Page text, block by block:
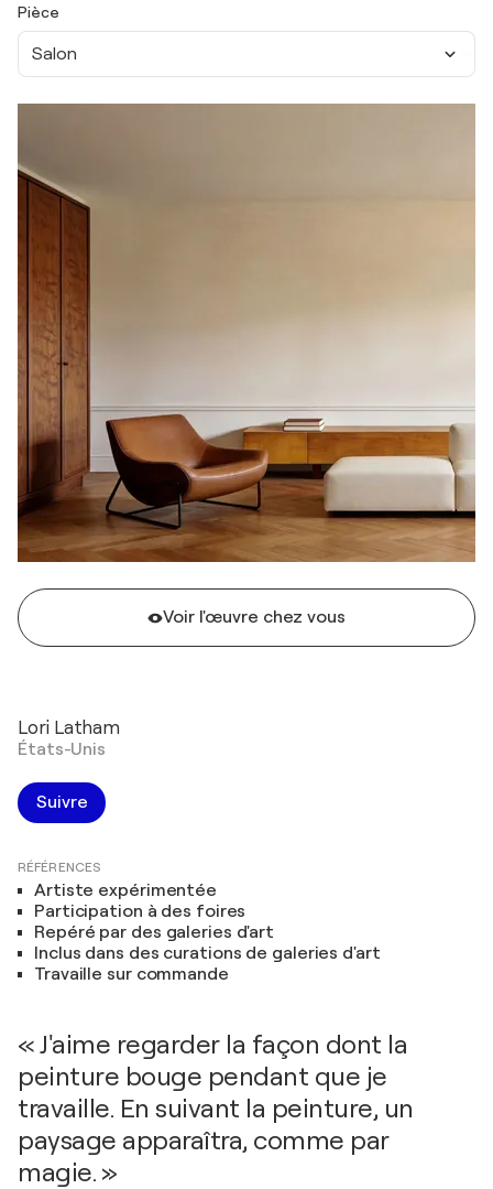
Pièce
Salon
Voir l'œuvre chez vous
Lori Latham
États-Unis
Suivre
RÉFÉRENCES
Artiste expérimentée
Participation à des foires
Repéré par des galeries d'art
Inclus dans des curations de galeries d'art
Travaille sur commande
« J'aime regarder la façon dont la
peinture bouge pendant que je
travaille. En suivant la peinture, un
paysage apparaîtra, comme par
magie. »